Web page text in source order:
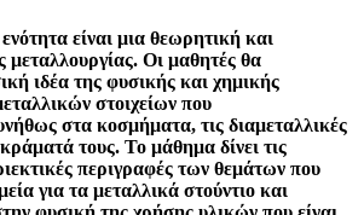
είναι μια θεωρητική και
μεταλλουργίας. Οι μαθητές θα
ιδέα της φυσικής και χημικής
στοιχείων που
στα κοσμήματα, τις διαμεταλλικές
τους. Το μάθημα δίνει τις
περιγραφές των θεμάτων που
για τα μεταλλικά στούντιο και